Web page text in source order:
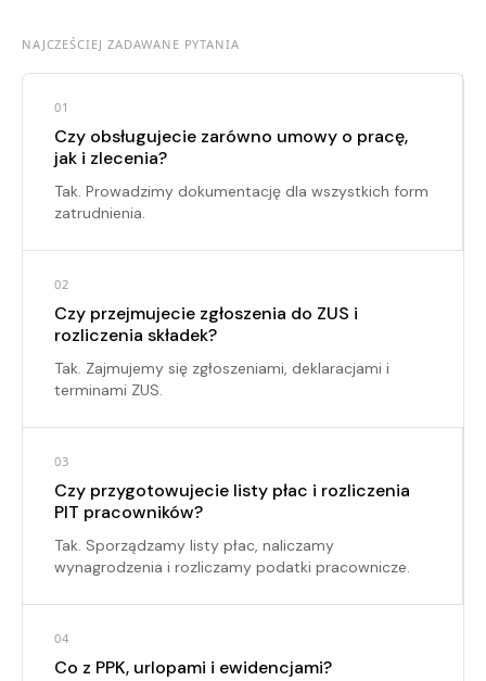
NAJCZEŚCIEJ ZADAWANE PYTANIA
01
Czy obsługujecie zarówno umowy o pracę,
jak i zlecenia?
Tak. Prowadzimy dokumentację dla wszystkich form
zatrudnienia.
02
Czy przejmujecie zgłoszenia do ZUS i
rozliczenia składek?
Tak. Zajmujemy się zgłoszeniami, deklaracjami i
terminami ZUS.
03
Czy przygotowujecie listy płac i rozliczenia
PIT pracowników?
Tak. Sporządzamy listy płac, naliczamy
wynagrodzenia i rozliczamy podatki pracownicze.
04
Co z PPK, urlopami i ewidencjami?